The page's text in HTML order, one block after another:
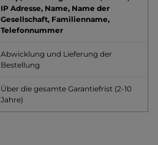
IP Adresse, Name, Name der
Gesellschaft, Familienname,
Telefonnummer
Abwicklung und Lieferung der
Bestellung
Über die gesamte Garantiefrist (2-10
Jahre)